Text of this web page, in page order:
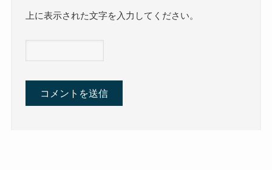
上に表示された文字を入力してください。